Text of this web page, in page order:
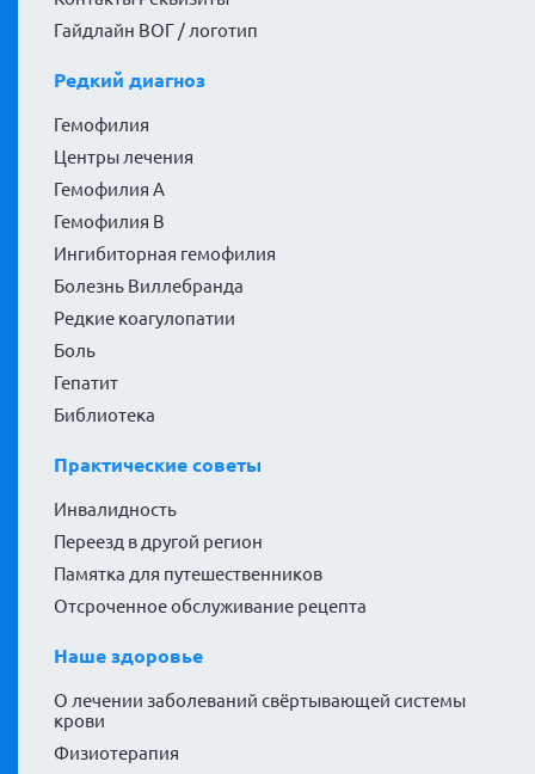
Гайдлайн ВОГ / логотип
Редкий диагноз
Гемофилия
Центры лечения
Гемофилия А
Гемофилия В
Ингибиторная гемофилия
Болезнь Виллебранда
Редкие коагулопатии
Боль
Гепатит
Библиотека
Практические советы
Инвалидность
Переезд в другой регион
Памятка для путешественников
Отсроченное обслуживание рецепта
Наше здоровье
О лечении заболеваний свёртывающей системы
крови
Физиотерапия